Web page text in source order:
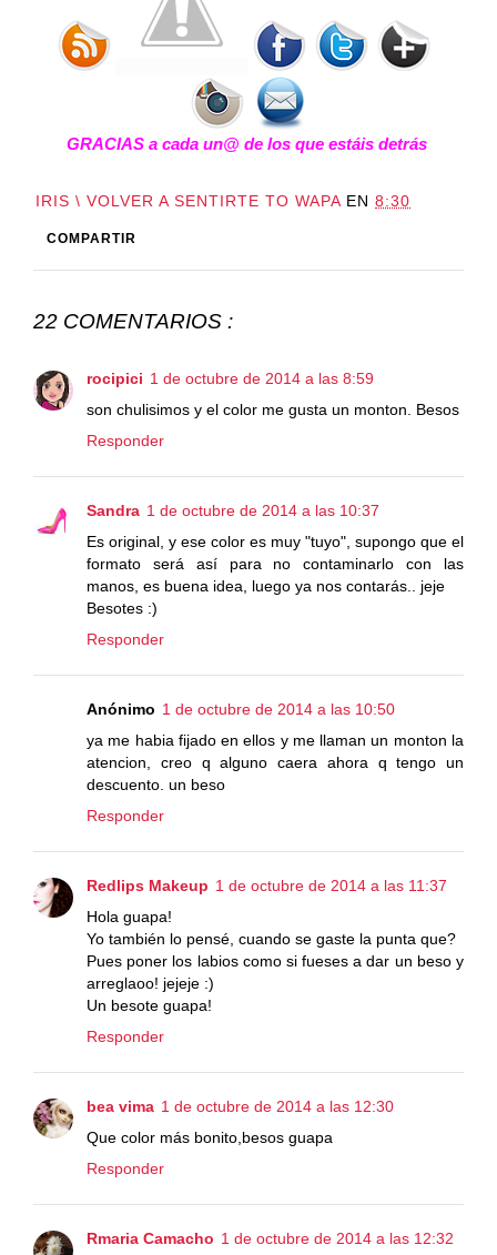
GRACIAS a cada un@ de los que estáis detrás
IRIS \ VOLVER A SENTIRTE TO WAPA EN 8:30
COMPARTIR
22 COMENTARIOS :
rocipici 1 de octubre de 2014 a las 8:59
son chulisimos y el color me gusta un monton. Besos
Responder
Sandra 1 de octubre de 2014 a las 10:37
Es original, y ese color es muy "tuyo", supongo que el
formato será así para no contaminarlo con las
manos, es buena idea, luego ya nos contarás.. jeje
Besotes :)
Responder
Anónimo 1 de octubre de 2014 a las 10:50
ya me habia fijado en ellos y me llaman un monton la
atencion, creo q alguno caera ahora q tengo un
descuento. un beso
Responder
Redlips Makeup 1 de octubre de 2014 a las 11:37
Hola guapa!
Yo también lo pensé, cuando se gaste la punta que?
Pues poner los labios como si fueses a dar un beso y
arreglaoo! jejeje :)
Un besote guapa!
Responder
bea vima 1 de octubre de 2014 a las 12:30
Que color más bonito,besos guapa
Responder
Rmaria Camacho 1 de octubre de 2014 a las 12:32